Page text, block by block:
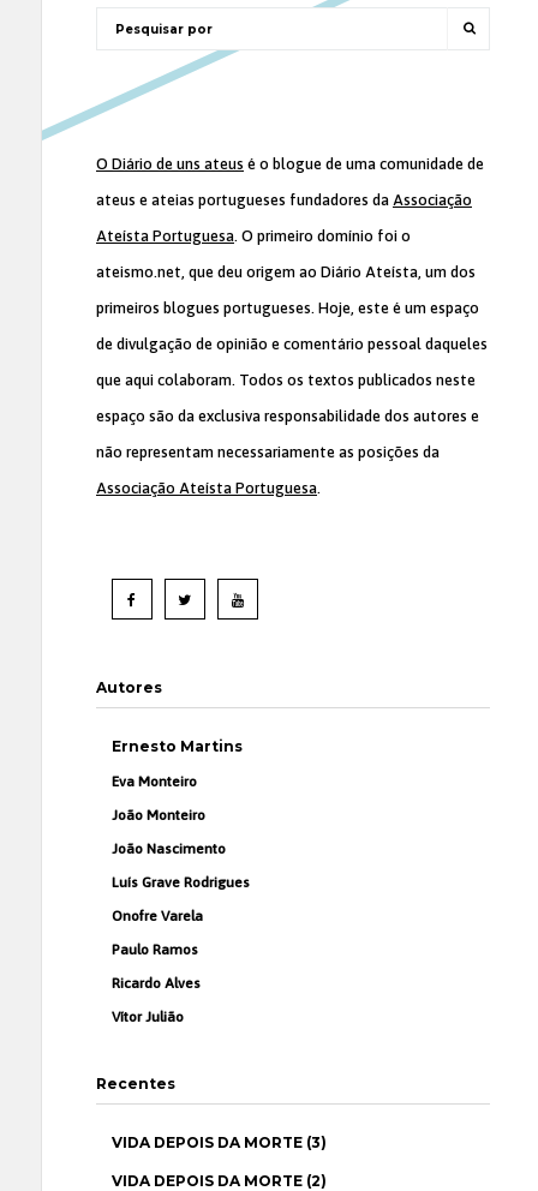
O Diário de uns ateus é o blogue de uma comunidade de
ateus e ateias portugueses fundadores da Associação
Ateísta Portuguesa. O primeiro domínio foi o
ateismo.net, que deu origem ao Diário Ateísta, um dos
primeiros blogues portugueses. Hoje, este é um espaço
de divulgação de opinião e comentário pessoal daqueles
que aqui colaboram. Todos os textos publicados neste
espaço são da exclusiva responsabilidade dos autores e
não representam necessariamente as posições da
Associação Ateísta Portuguesa.
Autores
Ernesto Martins
Eva Monteiro
João Monteiro
João Nascimento
Luís Grave Rodrigues
Onofre Varela
Paulo Ramos
Ricardo Alves
Vítor Julião
Recentes
VIDA DEPOIS DA MORTE (3)
VIDA DEPOIS DA MORTE (2)